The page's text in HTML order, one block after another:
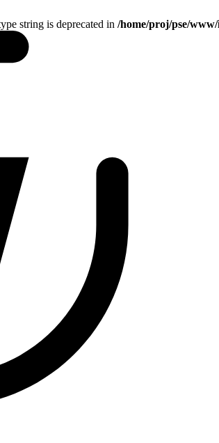
string is deprecated in /home/proj/pse/